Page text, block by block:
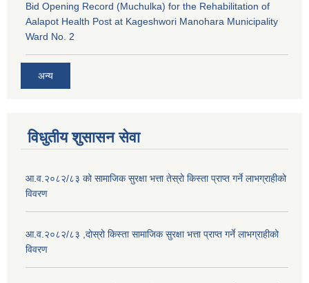
Bid Opening Record (Muchulka) for the Rehabilitation of
Aalapot Health Post at Kageshwori Manohara Municipality
Ward No. 2
अन्य
विधुतीय शुसासन सेवा
आ.व.२०८२/८३ को सामाजिक सुरक्षा भत्ता तेस्रो किस्ता प्राप्त गर्ने लाभग्राहीको
विवरण
आ.व.२०८२/८३ ,दोस्रो किस्ता सामाजिक सुरक्षा भत्ता प्राप्त गर्ने लाभग्राहीको
विवरण